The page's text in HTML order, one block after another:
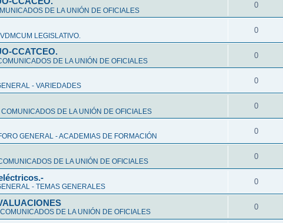
DE LA UNIÓN DE OFICIALES
0
VDMCUM LEGISLATIVO.
0
CCATCEO.
DE LA UNIÓN DE OFICIALES
0
- VARIEDADES
0
COMUNICADOS DE LA UNIÓN DE OFICIALES
0
GENERAL - ACADEMIAS DE FORMACIÓN
0
DE LA UNIÓN DE OFICIALES
0
- TEMAS GENERALES
0
COMUNICADOS DE LA UNIÓN DE OFICIALES
0